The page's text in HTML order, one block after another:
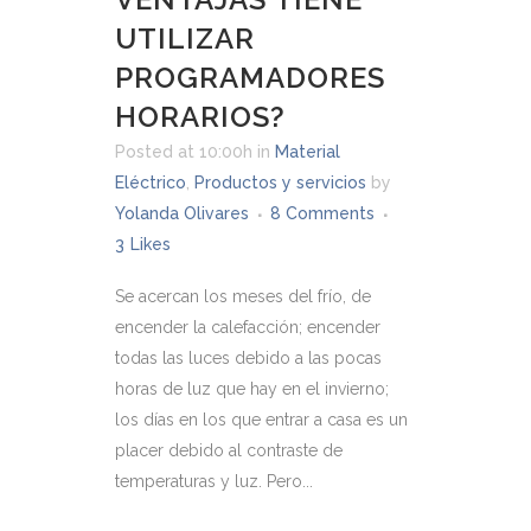
UTILIZAR
PROGRAMADORES
HORARIOS?
Posted at 10:00h in Material
Eléctrico
Productos y servicios by
Yolanda Olivares
8 Comments
3 Likes
Se acercan los meses del frío, de
encender la calefacción; encender
todas las luces debido a las pocas
horas de luz que hay en el invierno;
los días en los que entrar a casa es un
placer debido al contraste de
temperaturas y luz. Pero...